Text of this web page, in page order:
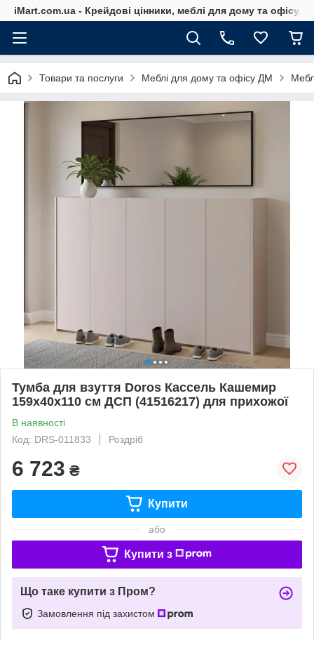
iMart.com.ua - Крейдові цінники, меблі для дому та офісу,
Товари та послуги Меблі для дому та офісу ДМ
Тумба для взуття Doros Кассель Кашемир
159х40х110 см ДСП (41516217) для прихожої
В наявності
Код: DRS-011833
Роздріб
6 723 ₴
Купити
або
Купити з
Що таке купити з Пром?
Замовлення під захистом